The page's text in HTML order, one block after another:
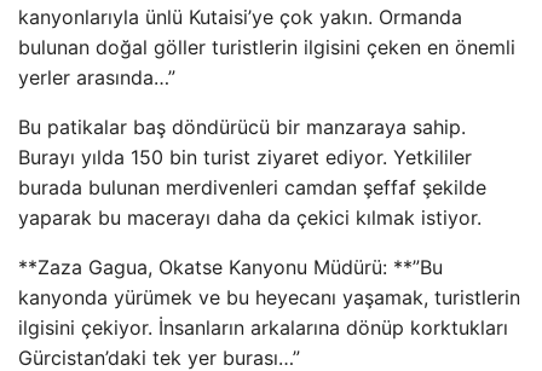
kanyonlarıyla ünlü Kutaisi’ye çok yakın. Ormanda
bulunan doğal göller turistlerin ilgisini çeken en önemli
yerler arasında…”
Bu patikalar baş döndürücü bir manzaraya sahip.
Burayı yılda 150 bin turist ziyaret ediyor. Yetkililer
burada bulunan merdivenleri camdan şeffaf şekilde
yaparak bu macerayı daha da çekici kılmak istiyor.
**Zaza Gagua, Okatse Kanyonu Müdürü: **”Bu
kanyonda yürümek ve bu heyecanı yaşamak, turistlerin
ilgisini çekiyor. İnsanların arkalarına dönüp korktukları
Gürcistan’daki tek yer burası…”